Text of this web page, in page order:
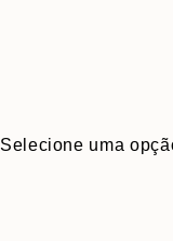
Selecione uma